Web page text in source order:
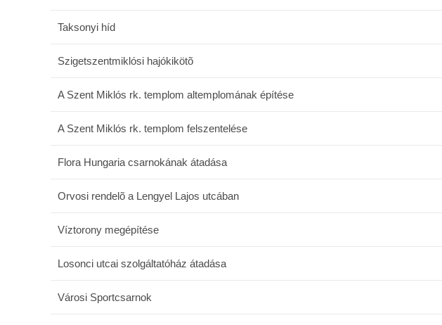
Taksonyi híd
Szigetszentmiklósi hajókikötõ
A Szent Miklós rk. templom altemplomának építése
A Szent Miklós rk. templom felszentelése
Flora Hungaria csarnokának átadása
Orvosi rendelõ a Lengyel Lajos utcában
Víztorony megépítése
Losonci utcai szolgáltatóház átadása
Városi Sportcsarnok